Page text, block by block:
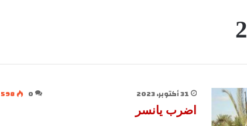
31 أكتوبر، 2023 0
598
اضرب يانسر